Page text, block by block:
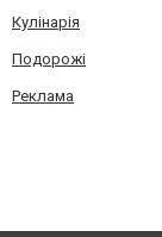
Кулінарія
Подорожі
Реклама